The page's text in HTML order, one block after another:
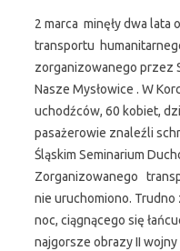
2 marca minęły dwa lata
transportu
zorganizowanego przez
Nasze Mysłowice . W
uchodźców, 60 kobiet,
pasażerowie znaleźli
Śląskim Seminarium
Zorganizowanego
nie uruchomiono. Trudno
noc, ciągnącego się
najgorsze obrazy II